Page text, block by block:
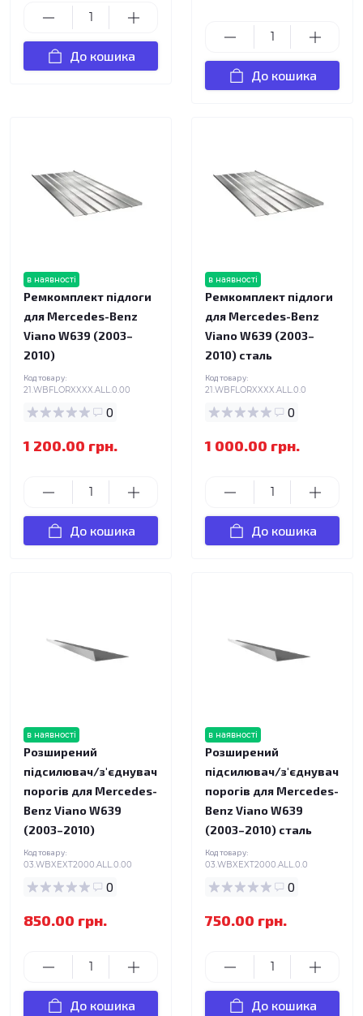
До кошика
До кошика
в наявності
Ремкомплект підлоги
для Mercedes-Benz
Viano W639 (2003–
2010)
Код товару:
21.WBFLORXXXX.ALL.0.00
0
1 200.00 грн.
До кошика
в наявності
Ремкомплект підлоги
для Mercedes-Benz
Viano W639 (2003–
2010) сталь
Код товару:
21.WBFLORXXXX.ALL.0.0
0
1 000.00 грн.
До кошика
в наявності
Розширений
підсилювач/з'єднувач
порогів для Mercedes-
Benz Viano W639
(2003–2010)
Код товару:
03.WBXEXT2000.ALL.0.00
0
850.00 грн.
До кошика
в наявності
Розширений
підсилювач/з'єднувач
порогів для Mercedes-
Benz Viano W639
(2003–2010) сталь
Код товару:
03.WBXEXT2000.ALL.0.0
0
750.00 грн.
До кошика